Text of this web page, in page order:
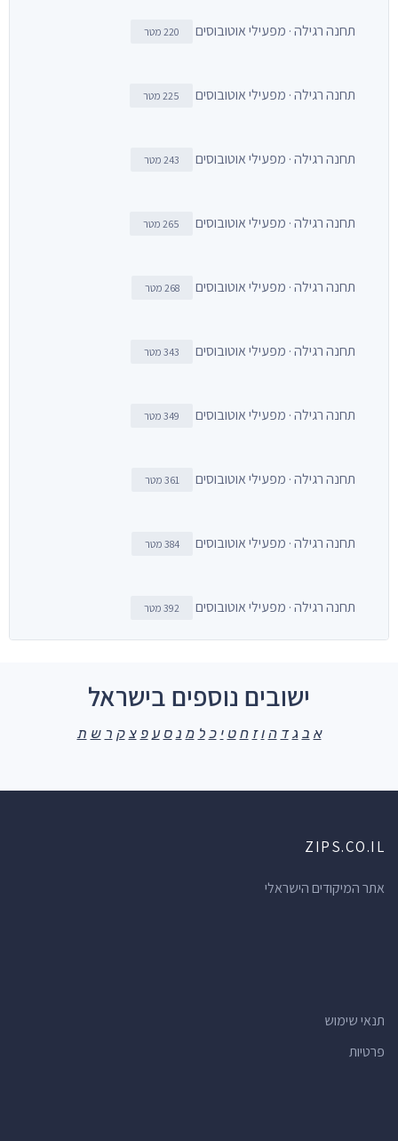
תחנה רגילה · מפעילי אוטובוסים 220 מטר
תחנה רגילה · מפעילי אוטובוסים 225 מטר
תחנה רגילה · מפעילי אוטובוסים 243 מטר
תחנה רגילה · מפעילי אוטובוסים 265 מטר
תחנה רגילה · מפעילי אוטובוסים 268 מטר
תחנה רגילה · מפעילי אוטובוסים 343 מטר
תחנה רגילה · מפעילי אוטובוסים 349 מטר
תחנה רגילה · מפעילי אוטובוסים 361 מטר
תחנה רגילה · מפעילי אוטובוסים 384 מטר
תחנה רגילה · מפעילי אוטובוסים 392 מטר
ישובים נוספים בישראל
א ב ג ד ה ו ז ח ט י כ ל מ נ ס ע פ צ ק ר ש ת
ZIPS.CO.IL
אתר המיקודים הישראלי
תנאי שימוש
פרטיות